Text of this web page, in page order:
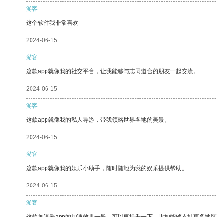
游客
这个软件我非常喜欢
2024-06-15
游客
这款app就像我的社交平台，让我能够与志同道合的朋友一起交流。
2024-06-15
游客
这款app就像我的私人导游，带我领略世界各地的美景。
2024-06-15
游客
这款app就像我的娱乐小助手，随时随地为我的娱乐提供帮助。
2024-06-15
游客